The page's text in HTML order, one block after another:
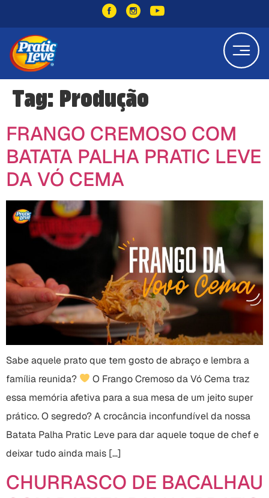
Tag: Produção
FRANGO CREMOSO COM
BATATA PALHA PRATIC LEVE
DA VÓ CEMA
Sabe aquele prato que tem gosto de abraço e lembra a
família reunida?
O Frango Cremoso da Vó Cema traz
essa memória afetiva para a sua mesa de um jeito super
prático. O segredo? A crocância inconfundível da nossa
Batata Palha Pratic Leve para dar aquele toque de chef e
deixar tudo ainda mais […]
CHURRASCO DE BACALHAU